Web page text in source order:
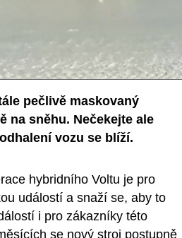
pečlivě maskovaný
na sněhu. Nečekejte ale
vozu se blíží.
hybridního Voltu je pro
událostí a snaží se, aby to
i pro zákazníky této
se nový stroj postupně